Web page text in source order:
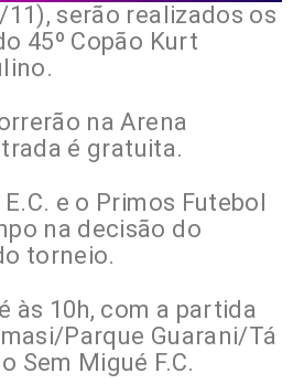
serão realizados os
45º Copão Kurt
na Arena
é gratuita.
E.C. e o Primos Futebol
na decisão do
torneio.
às 10h, com a partida
Parque Guarani/Tá
Sem Migué F.C.